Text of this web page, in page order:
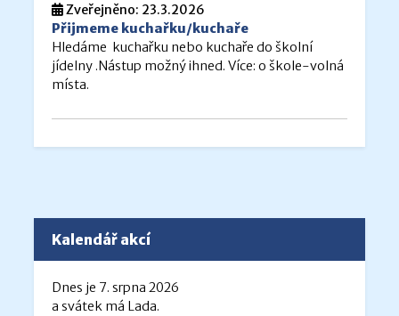
Zveřejněno: 23.3.2026
Přijmeme kuchařku/kuchaře
Hledáme kuchařku nebo kuchaře do školní
jídelny .Nástup možný ihned. Více: o škole-volná
místa.
Kalendář akcí
Dnes je 7. srpna 2026
a svátek má Lada.